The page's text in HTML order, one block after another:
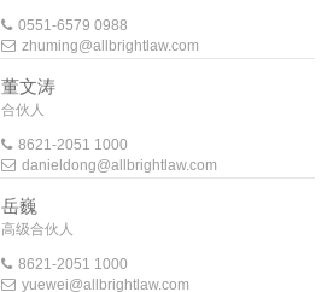
0551-6579 0988
zhuming@allbrightlaw.com
董文涛
合伙人
8621-2051 1000
danieldong@allbrightlaw.com
岳巍
高级合伙人
8621-2051 1000
yuewei@allbrightlaw.com